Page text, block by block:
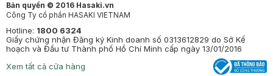
Bản quyền © 2016 Hasaki.vn
Công Ty cổ phần HASAKI VIETNAM
Hotline: 1800 6324
Giấy chứng nhận Đăng ký Kinh doanh số 0313612829 do Sở Kế
hoạch và Đầu tư Thành phố Hồ Chí Minh cấp ngày 13/01/2016
Xem tất cả cửa hàng